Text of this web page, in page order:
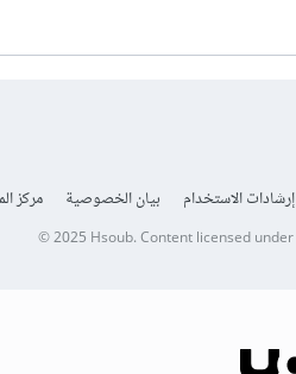
إرشادات الاستخدام بيان الخصوصية مركز
© 2025 Hsoub.Content licensed under